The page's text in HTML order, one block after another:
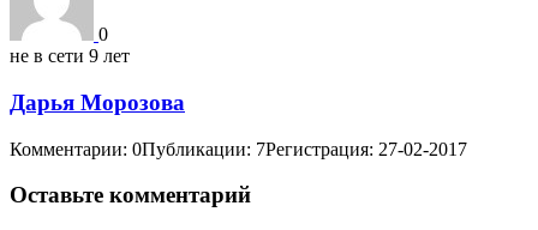
0
не в сети 9 лет
Дарья Морозова
Комментарии: 0Публикации: 7Регистрация: 27-02-2017
Оставьте комментарий